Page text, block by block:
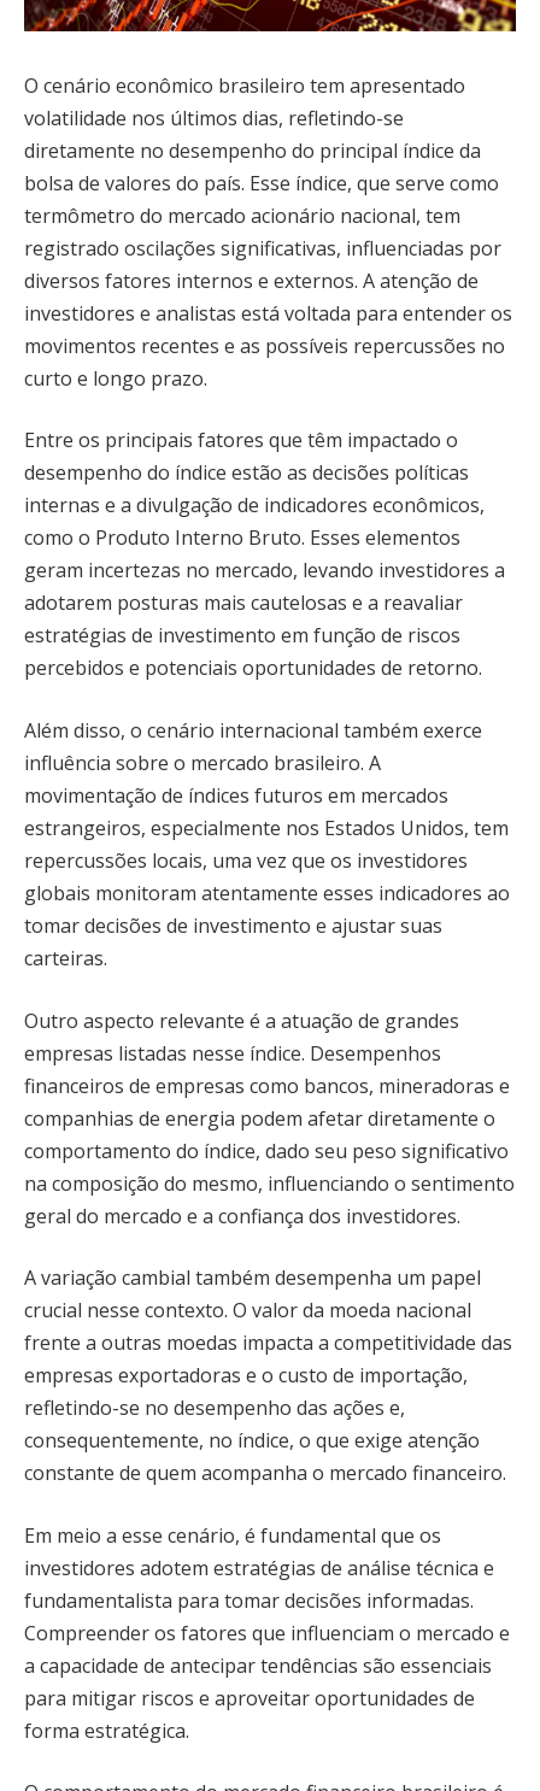
O cenário econômico brasileiro tem apresentado
volatilidade nos últimos dias, refletindo-se
diretamente no desempenho do principal índice da
bolsa de valores do país. Esse índice, que serve como
termômetro do mercado acionário nacional, tem
registrado oscilações significativas, influenciadas por
diversos fatores internos e externos. A atenção de
investidores e analistas está voltada para entender os
movimentos recentes e as possíveis repercussões no
curto e longo prazo.
Entre os principais fatores que têm impactado o
desempenho do índice estão as decisões políticas
internas e a divulgação de indicadores econômicos,
como o Produto Interno Bruto. Esses elementos
geram incertezas no mercado, levando investidores a
adotarem posturas mais cautelosas e a reavaliar
estratégias de investimento em função de riscos
percebidos e potenciais oportunidades de retorno.
Além disso, o cenário internacional também exerce
influência sobre o mercado brasileiro. A
movimentação de índices futuros em mercados
estrangeiros, especialmente nos Estados Unidos, tem
repercussões locais, uma vez que os investidores
globais monitoram atentamente esses indicadores ao
tomar decisões de investimento e ajustar suas
carteiras.
Outro aspecto relevante é a atuação de grandes
empresas listadas nesse índice. Desempenhos
financeiros de empresas como bancos, mineradoras e
companhias de energia podem afetar diretamente o
comportamento do índice, dado seu peso significativo
na composição do mesmo, influenciando o sentimento
geral do mercado e a confiança dos investidores.
A variação cambial também desempenha um papel
crucial nesse contexto. O valor da moeda nacional
frente a outras moedas impacta a competitividade das
empresas exportadoras e o custo de importação,
refletindo-se no desempenho das ações e,
consequentemente, no índice, o que exige atenção
constante de quem acompanha o mercado financeiro.
Em meio a esse cenário, é fundamental que os
investidores adotem estratégias de análise técnica e
fundamentalista para tomar decisões informadas.
Compreender os fatores que influenciam o mercado e
a capacidade de antecipar tendências são essenciais
para mitigar riscos e aproveitar oportunidades de
forma estratégica.